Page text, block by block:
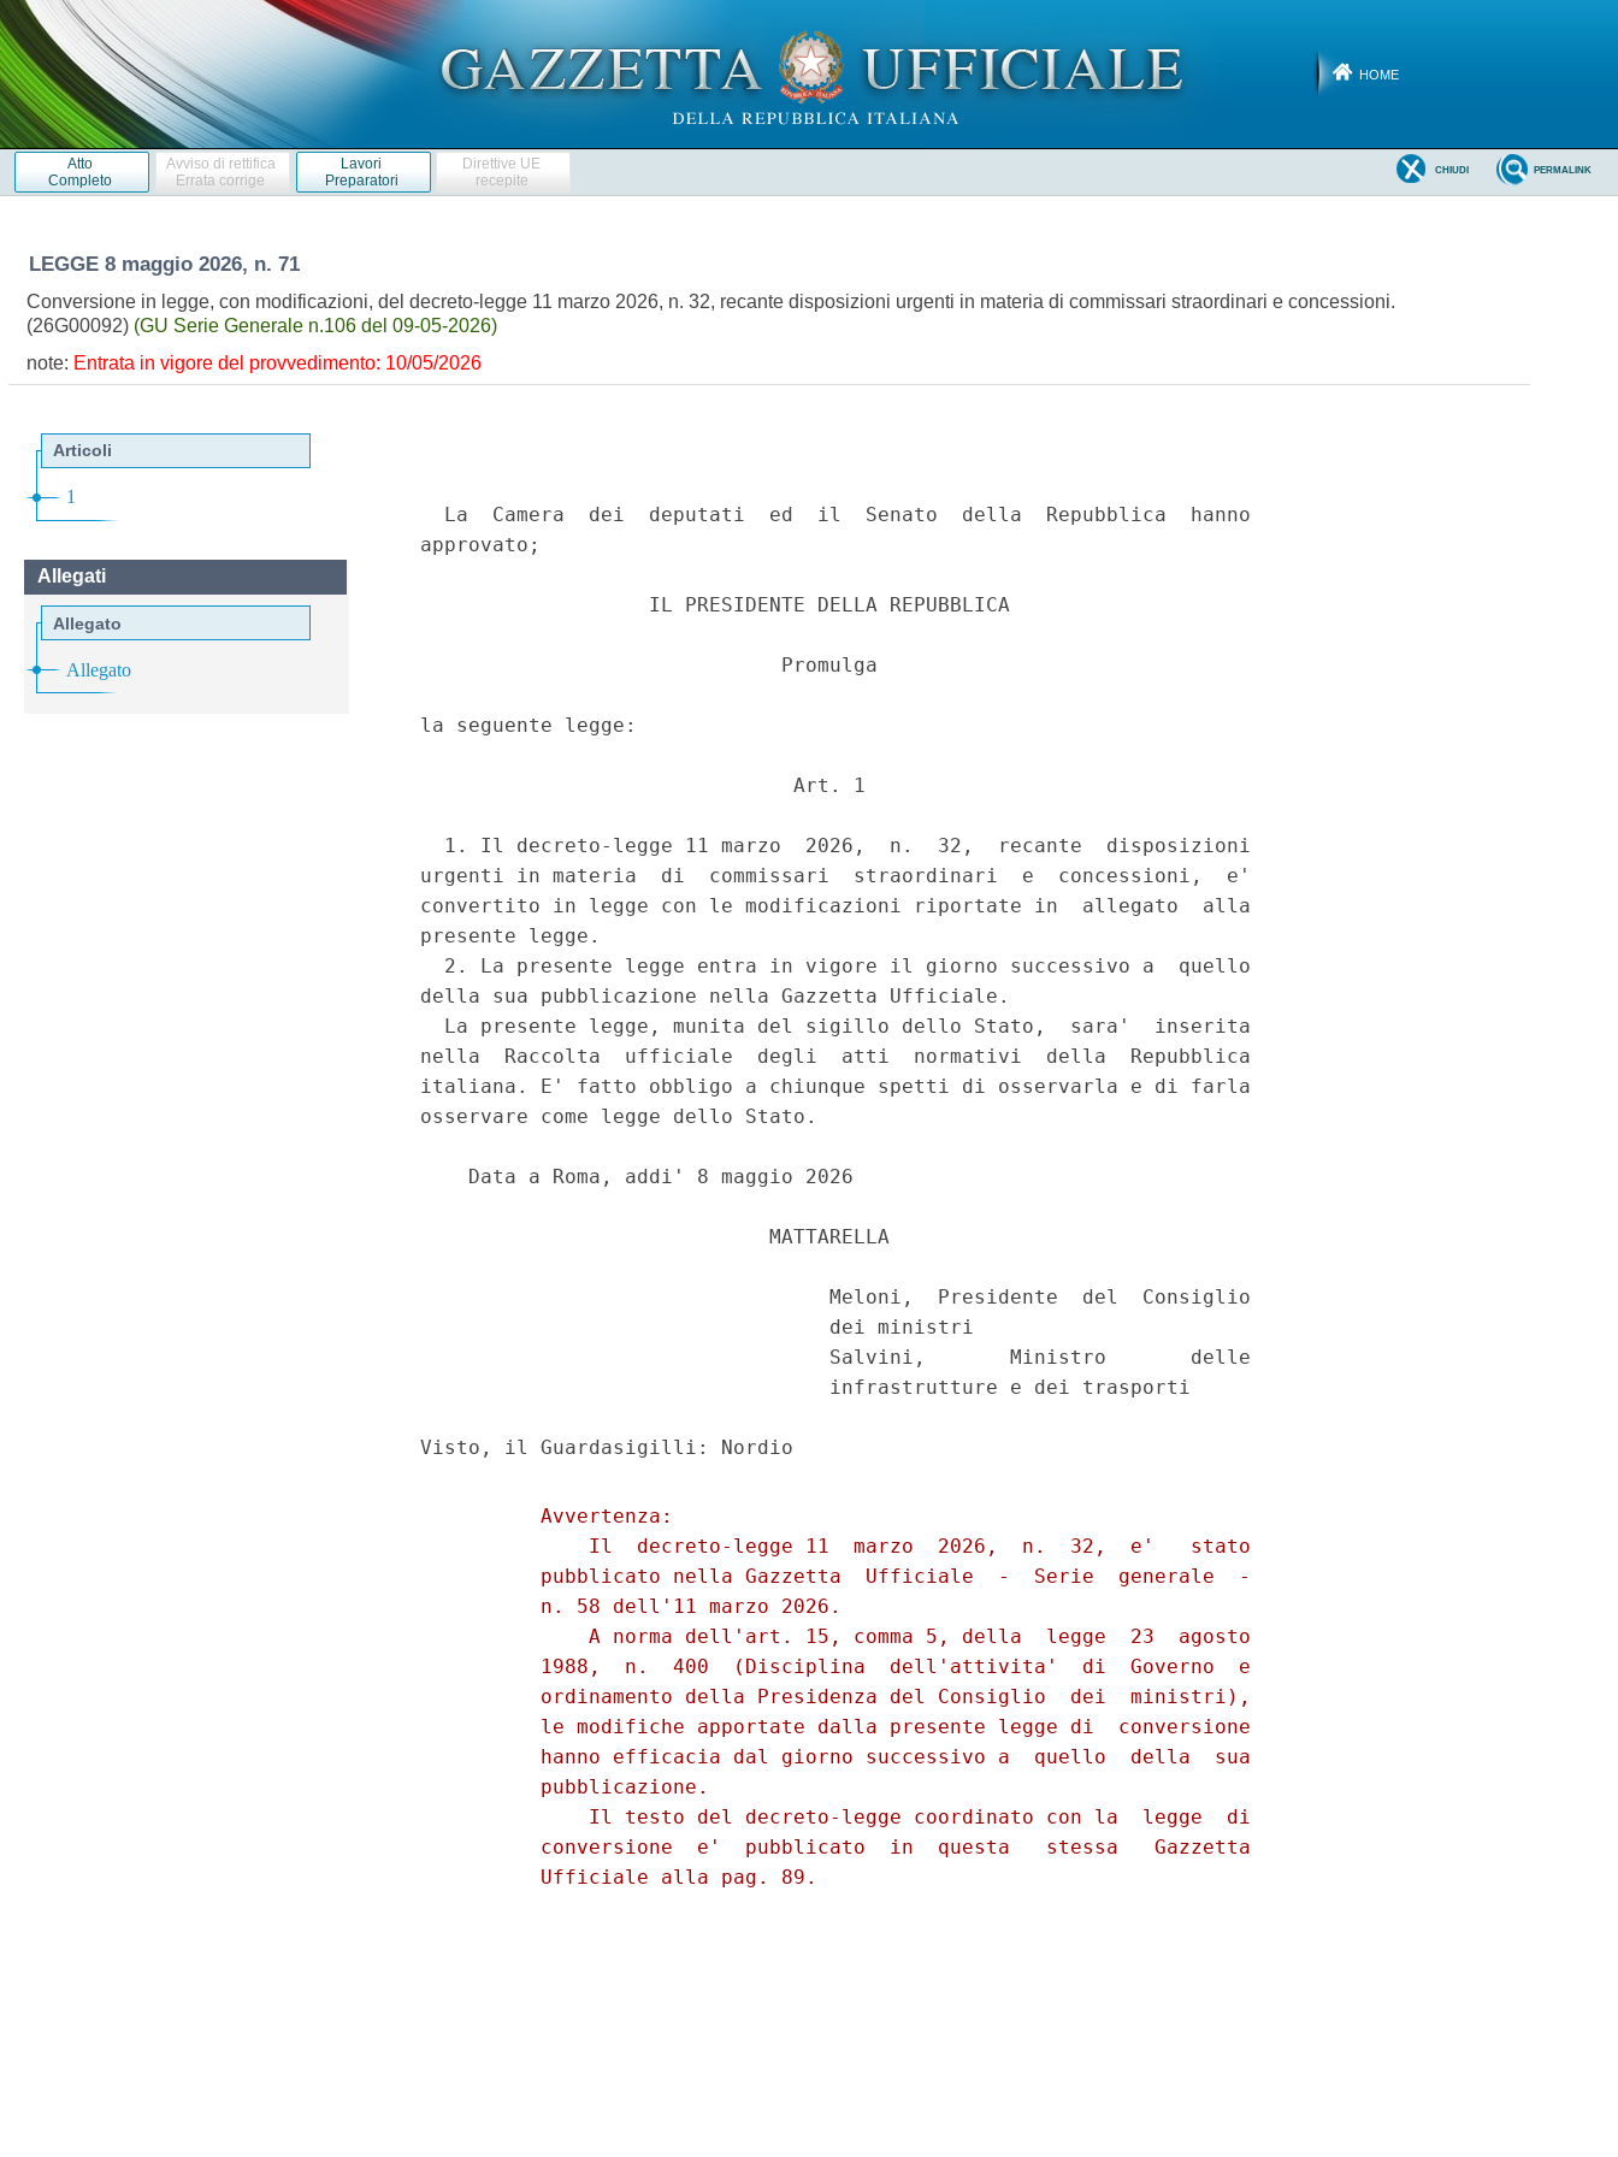
HOME
Atto
Completo
Avviso di rettifica
Errata corrige
Lavori
Preparatori
Direttive UE
recepite
PERMALINK
CHIUDI
LEGGE 8 maggio 2026, n. 71
Conversione in legge, con modificazioni, del decreto-legge 11 marzo 2026, n. 32, recante disposizioni urgenti in materia di commissari straordinari e concessioni.
(26G00092) (GU Serie Generale n.106 del 09-05-2026)
note: Entrata in vigore del provvedimento: 10/05/2026